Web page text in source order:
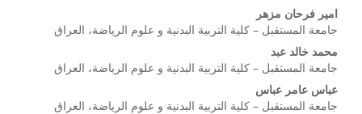
محتوى
المقالة
الرئيسي
امير فرحان مزهر
جامعة المستقبل – كلية التربية البدنية و علوم الرياضة، العراق
محمد خالد عبد
جامعة المستقبل – كلية التربية البدنية و علوم الرياضة، العراق
عباس عامر عباس
جامعة المستقبل – كلية التربية البدنية و علوم الرياضة، العراق